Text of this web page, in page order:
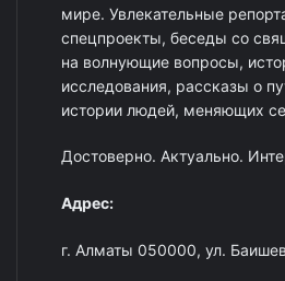
мире. Увлекательные
спецпроекты, беседы со
на волнующие вопросы,
исследования, рассказы о
истории людей, меняющих
Достоверно. Актуально.
Адрес:
г. Алматы 050000, ул.